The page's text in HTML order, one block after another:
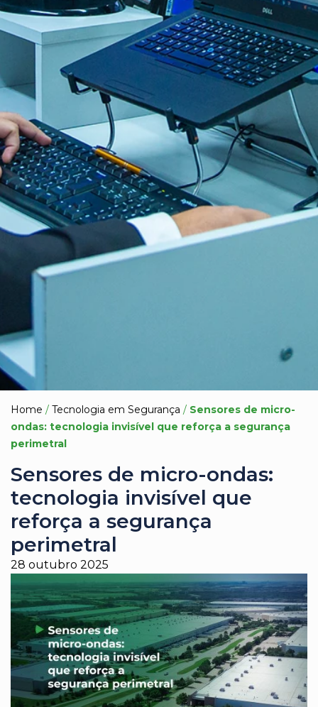
Home / Tecnologia em Segurança / Sensores de micro-
ondas: tecnologia invisível que reforça a segurança
perimetral
Sensores de micro-ondas:
tecnologia invisível que
reforça a segurança
perimetral
28 outubro 2025